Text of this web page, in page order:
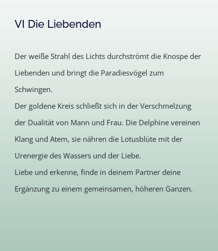
VI Die Liebenden
Der weiße Strahl des Lichts durchströmt die Knospe der
Liebenden und bringt die Paradiesvögel zum
Schwingen.
Der goldene Kreis schließt sich in der Verschmelzung
der Dualität von Mann und Frau. Die Delphine vereinen
Klang und Atem, sie nähren die Lotusblüte mit der
Urenergie des Wassers und der Liebe.
Liebe und erkenne, finde in deinem Partner deine
Ergänzung zu einem gemeinsamen, höheren Ganzen.